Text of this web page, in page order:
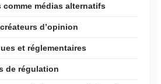
médias alternatifs
d’opinion
et réglementaires
de régulation